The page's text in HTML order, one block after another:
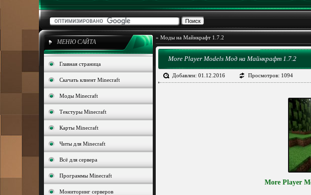
МЕНЮ САЙТА
Главная страница
Скачать клиент Minecraft
Моды Minecraft
Текстуры Minecraft
Карты Minecraft
Читы для Minecraft
Всё для сервера
Программы Minecraft
Мониторинг серверов
» Моды на Майнкрафт 1.7.2
More Player Models Мод на Майнкрафт 1.7.2
Добавлен: 01.12.2016 Просмотров: 1094
More Player